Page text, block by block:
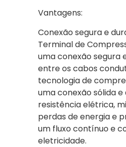
Vantagens:
Conexão segura e
Terminal de
uma conexão segura
entre os cabos
tecnologia de
uma conexão sólida e
resistência elétrica,
perdas de energia e
um fluxo contínuo e
eletricidade.